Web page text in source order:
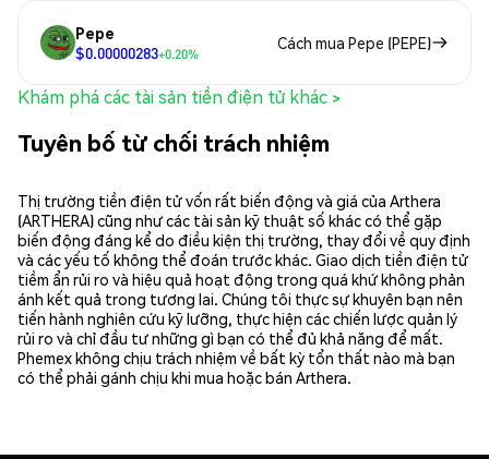
Pepe
$0.00000283+0.20%
Cách mua Pepe (PEPE)
Khám phá các tài sản tiền điện tử khác >
Tuyên bố từ chối trách nhiệm
Thị trường tiền điện tử vốn rất biến động và giá của Arthera
(ARTHERA) cũng như các tài sản kỹ thuật số khác có thể gặp
biến động đáng kể do điều kiện thị trường, thay đổi về quy định
và các yếu tố không thể đoán trước khác. Giao dịch tiền điện tử
tiềm ẩn rủi ro và hiệu quả hoạt động trong quá khứ không phản
ánh kết quả trong tương lai. Chúng tôi thực sự khuyên bạn nên
tiến hành nghiên cứu kỹ lưỡng, thực hiện các chiến lược quản lý
rủi ro và chỉ đầu tư những gì bạn có thể đủ khả năng để mất.
Phemex không chịu trách nhiệm về bất kỳ tổn thất nào mà bạn
có thể phải gánh chịu khi mua hoặc bán Arthera.